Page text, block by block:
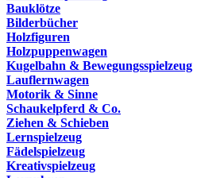
Bauklötze
Bilderbücher
Holzfiguren
Holzpuppenwagen
Kugelbahn & Bewegungsspielzeug
Lauflernwagen
Motorik & Sinne
Schaukelpferd & Co.
Ziehen & Schieben
Lernspielzeug
Fädelspielzeug
Kreativspielzeug